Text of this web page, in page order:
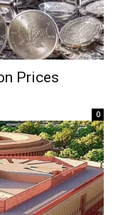
Prices
0